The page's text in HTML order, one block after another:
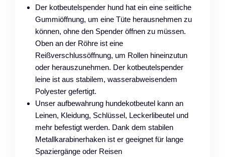
Der kotbeutelspender hund hat ein eine seitliche
Gummiöffnung, um eine Tüte herausnehmen zu
können, ohne den Spender öffnen zu müssen.
Oben an der Röhre ist eine
Reißverschlussöffnung, um Rollen hineinzutun
oder herauszunehmen. Der kotbeutelspender
leine ist aus stabilem, wasserabweisendem
Polyester gefertigt.
Unser aufbewahrung hundekotbeutel kann an
Leinen, Kleidung, Schlüssel, Leckerlibeutel und
mehr befestigt werden. Dank dem stabilen
Metallkarabinerhaken ist er geeignet für lange
Spaziergänge oder Reisen